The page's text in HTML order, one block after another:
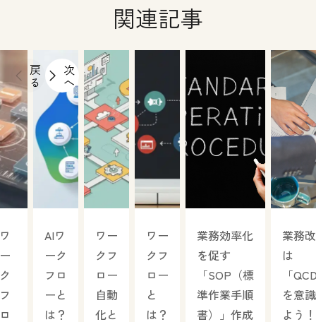
関連記事
戻
る
次
へ
AIワ
ーク
フロ
ーと
は？
ワー
クフ
ロー
自動
化と
ワー
クフ
ロー
と
は？
業務効率化
を促す
「SOP（標
準作業手順
書）」作成
業務
は
「
を意
よう